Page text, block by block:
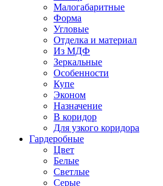
Малогабаритные
Форма
Угловые
Отделка и материал
Из МДФ
Зеркальные
Особенности
Купе
Эконом
Назначение
В коридор
Для узкого коридора
Гардеробные
Цвет
Белые
Светлые
Серые